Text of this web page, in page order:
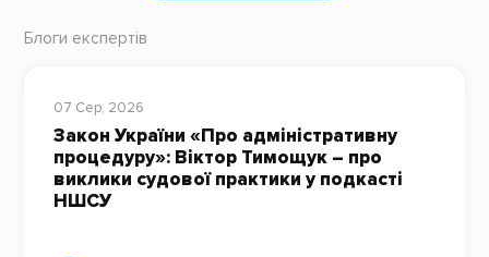
Блоги експертів
07 Сер, 2026
Закон України «Про адміністративну
процедуру»: Віктор Тимощук – про
виклики судової практики у подкасті
НШСУ